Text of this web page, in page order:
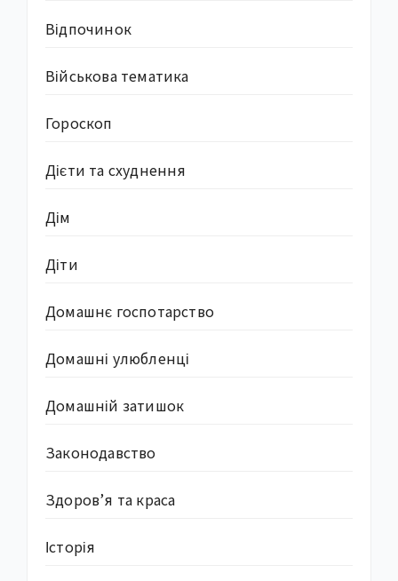
Відпочинок
Військова тематика
Гороскоп
Дієти та схуднення
Дім
Діти
Домашнє госпотарство
Домашні улюбленці
Домашній затишок
Законодавство
Здоров’я та краса
Історія